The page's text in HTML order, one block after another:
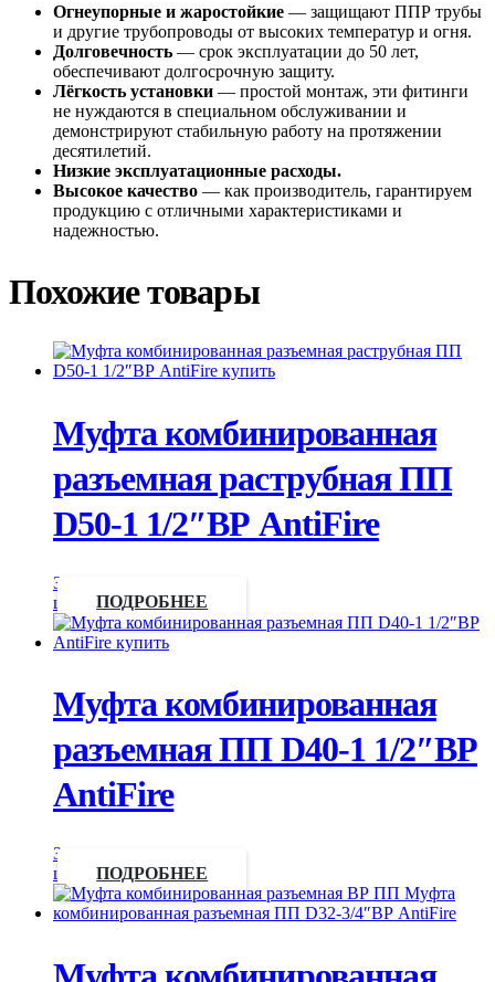
Огнеупорные и жаростойкие — защищают ППР трубы
и другие трубопроводы от высоких температур и огня.
Долговечность — срок эксплуатации до 50 лет,
обеспечивают долгосрочную защиту.
Лёгкость установки — простой монтаж, эти фитинги
не нуждаются в специальном обслуживании и
демонстрируют стабильную работу на протяжении
десятилетий.
Низкие эксплуатационные расходы.
Высокое качество — как производитель, гарантируем
продукцию с отличными характеристиками и
надежностью.
Похожие товары
Муфта комбинированная
разъемная раструбная ПП
D50-1 1/2″ВР AntiFire
Запросить
цену
ПОДРОБНЕЕ
Муфта комбинированная
разъемная ПП D40-1 1/2″ВР
AntiFire
Запросить
цену
ПОДРОБНЕЕ